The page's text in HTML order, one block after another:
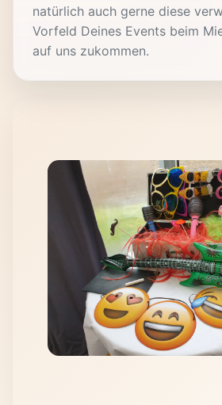
natürlich auch gerne diese
Vorfeld Deines Events beim
auf uns zukommen.